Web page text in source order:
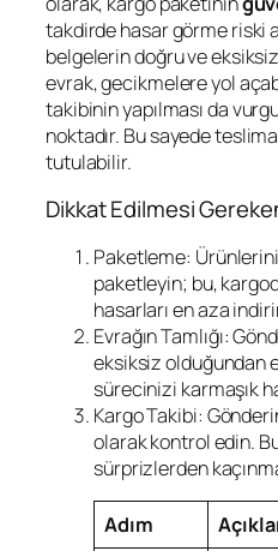
takdirde hasar görme riski
belgelerin doğru ve
evrak, gecikmelere yol
takibinin yapılması da
noktadır. Bu sayede
tutulabilir.
Dikkat Edilmesi
Paketleme:
paketleyin; bu,
hasarları en aza
Evrağın Tamlığı:
eksiksiz olduğundan
sürecinizi karmaşık
Kargo Takibi:
olarak kontrol edin.
sürprizlerden
Adım